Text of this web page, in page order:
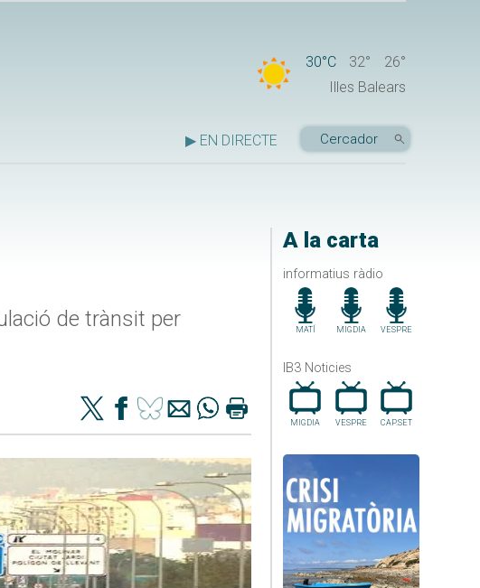
30°C 32°
26°
Illes Balears
▶ EN DIRECTE
A la carta
informatius ràdio
MATÍ MIGDIA VESPRE
IB3 Noticies
MIGDIA VESPRE CAP.SET
de trànsit per